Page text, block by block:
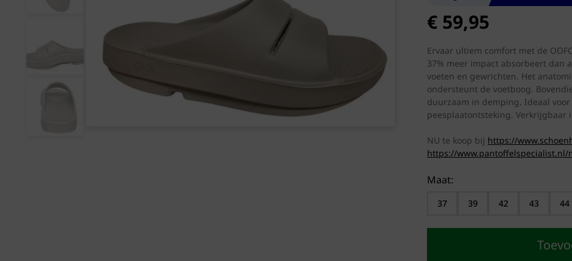
€ 59,95
Ervaar ultiem comfort met de
37% meer impact absorbeert dan
voeten en gewrichten. Het
ondersteunt de voetboog.
duurzaam in demping. Ideaal
peesplaatontsteking. Verkrijgbaar
NU te koop bij https://
https://www.pantoffelspecialist.nl/
Maat:
37 39 42 43 44